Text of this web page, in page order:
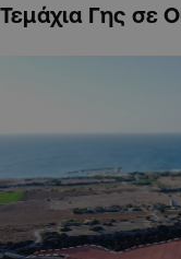
Τεμάχια Γης σε